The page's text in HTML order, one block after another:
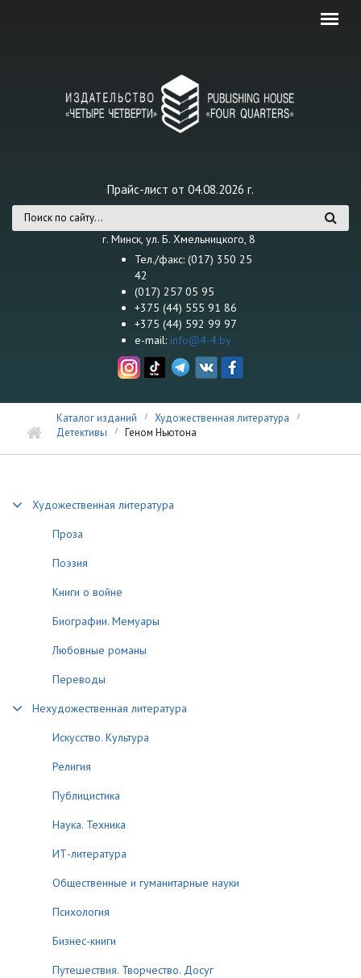
Прайс-лист от 04.08.2026 г.
Форма поискаг. Минск, ул. Б. Хмельницкого, 8
Тел./факс: (017) 350 25
42
(017) 257 05 95
+375 (44) 555 91 86
+375 (44) 592 99 97
e-mail: info@4-4.by
Каталог изданий
Художественная литература
Детективы
Геном Ньютона
Художественная литература
Проза
Поэзия
Книги о войне
Биографии. Мемуары
Любовные романы
Переводы
Нехудожественная литература
Искусство. Культура
Религия
Публицистика
Наука. Техника
ИТ-литература
Общественные и гуманитарные науки
Психология
Бизнес-книги
Путешествия. Творчество. Досуг